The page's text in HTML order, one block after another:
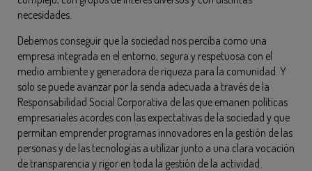
necesidades.
Debemos conseguir que la sociedad nos perciba como una
empresa integrada en el entorno, segura y respetuosa con el
medio ambiente y generadora de riqueza para la comunidad. Y
solo se puede avanzar por la senda adecuada a través de la
Responsabilidad Social Corporativa de las que emanen políticas
empresariales acordes con las expectativas de la sociedad y que
permitan emprender programas innovadores en la gestión de las
personas y de las tecnologías a utilizar junto a una clara vocación
de transparencia y rigor en toda la gestión de la actividad.